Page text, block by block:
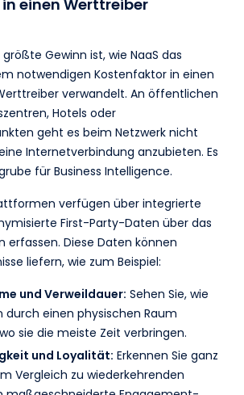
in einen Werttreiber
Gewinn ist, wie NaaS das
notwendigen Kostenfaktor in einen
verwandelt. An öffentlichen
Hotels oder
geht es beim Netzwerk nicht
Internetverbindung anzubieten. Es
für Business Intelligence.
verfügen über integrierte
First-Party-Daten über das
erfassen. Diese Daten können
liefern, wie zum Beispiel:
und Verweildauer: Sehen Sie, wie
durch einen physischen Raum
sie die meiste Zeit verbringen.
und Loyalität: Erkennen Sie ganz
Vergleich zu wiederkehrenden